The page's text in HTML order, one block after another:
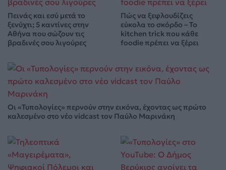
Πεινάς και εσύ μετά το
ξενύχτι; 5 καντίνες στην
Αθήνα που σώζουν τις
βραδινές σου λιγούρες
Πώς να ξεφλουδίζεις
εύκολα το σκόρδο – Το
kitchen trick που κάθε
foodie πρέπει να ξέρει
Οι «Τυπολογίες» περνούν στην εικόνα, έχοντας ως πρώτο
καλεσμένο στο νέο vidcast τον Παύλο Μαρινάκη